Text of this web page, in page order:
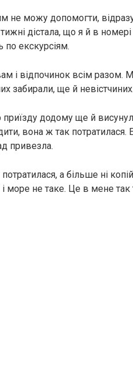
не можу допомогти,
дістала, що я й в номері
по екскурсіям.
і відпочинок всім разом.
забирали, ще й невістчиних.
приїзду додому ще й
вона ж так потратилася.
привезла.
а більше ні
море не таке. Це в мене так